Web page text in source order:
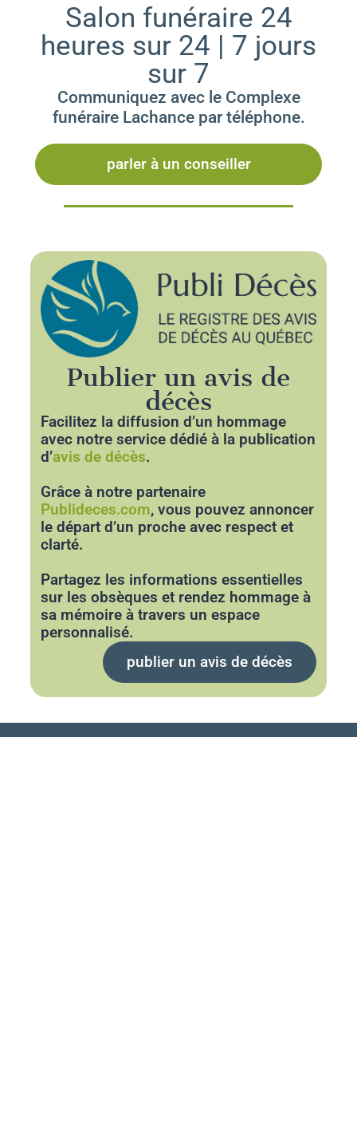
Salon funéraire 24
heures sur 24 | 7 jours
sur 7
Communiquez avec le Complexe
funéraire Lachance par téléphone.
parler à un conseiller
Publier un avis de
décès
Facilitez la diffusion d’un hommage
avec notre service dédié à la publication
d’avis de décès.
Grâce à notre partenaire
Publideces.com, vous pouvez annoncer
le départ d’un proche avec respect et
clarté.
Partagez les informations essentielles
sur les obsèques et rendez hommage à
sa mémoire à travers un espace
personnalisé.
publier un avis de décès